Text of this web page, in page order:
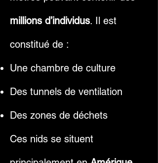
millions d’individus. Il est
constitué de :
Une chambre de culture
Des tunnels de ventilation
Des zones de déchets
Ces nids se situent